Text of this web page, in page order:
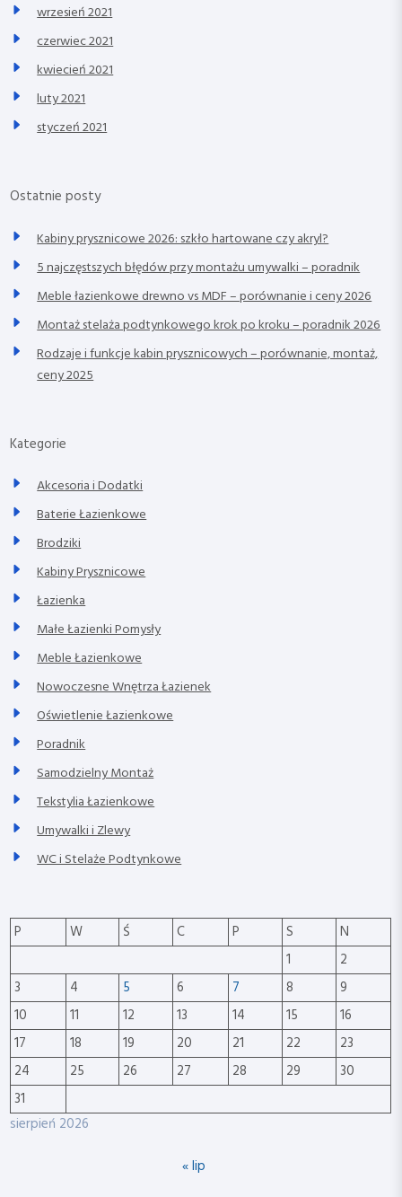
wrzesień 2021
czerwiec 2021
kwiecień 2021
luty 2021
styczeń 2021
Ostatnie posty
Kabiny prysznicowe 2026: szkło hartowane czy akryl?
5 najczęstszych błędów przy montażu umywalki – poradnik
Meble łazienkowe drewno vs MDF – porównanie i ceny 2026
Montaż stelaża podtynkowego krok po kroku – poradnik 2026
Rodzaje i funkcje kabin prysznicowych – porównanie, montaż,
ceny 2025
Kategorie
Akcesoria i Dodatki
Baterie Łazienkowe
Brodziki
Kabiny Prysznicowe
Łazienka
Małe Łazienki Pomysły
Meble Łazienkowe
Nowoczesne Wnętrza Łazienek
Oświetlenie Łazienkowe
Poradnik
Samodzielny Montaż
Tekstylia Łazienkowe
Umywalki i Zlewy
WC i Stelaże Podtynkowe
sierpień 2026
P W Ś C P S
N
1
2
3
4 5 6 7 8
9
10
11 12 13 14 15
16
17
18 19 20 21 22
23
24
25 26 27 28 29
30
31
« lip